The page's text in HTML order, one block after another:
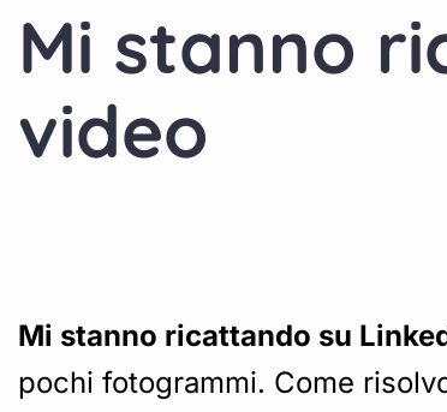
Mi stanno
video
Mi stanno ricattando su
pochi fotogrammi. Come